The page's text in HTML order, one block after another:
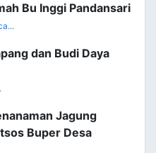
Bu Inggi Pandansari
dan Budi Daya
Jagung
Buper Desa